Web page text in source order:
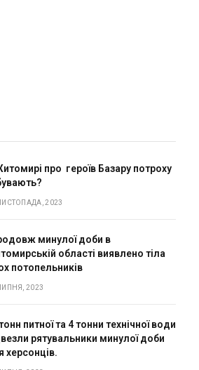
про героїв Базару потроху
2023
минулої доби в
області виявлено тіла
потопельників
2023
питної та 4 тонни технічної води
рятувальники минулої доби
херсонців.